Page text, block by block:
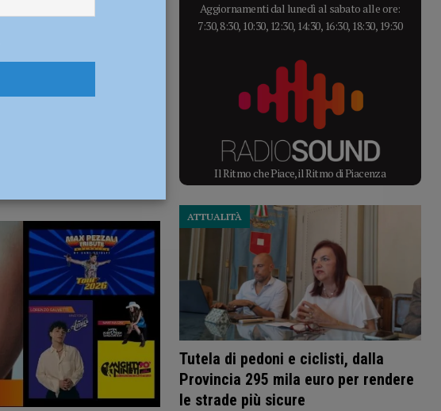
Aggiornamenti dal lunedì al sabato alle ore:
7:30, 8:30, 10:30, 12:30, 14:30, 16:30, 18:30, 19:30
Il Ritmo che Piace, il Ritmo di Piacenza
Tutela di pedoni e ciclisti, dalla
Provincia 295 mila euro per rendere
le strade più sicure
ATTUALITÀ